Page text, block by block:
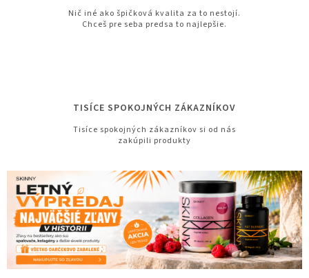
Nič iné ako špičková kvalita za to nestojí.
Chceš pre seba predsa to najlepšie.
TISÍCE SPOKOJNÝCH ZÁKAZNÍKOV
Tisíce spokojných zákazníkov si od nás
zakúpili produkty